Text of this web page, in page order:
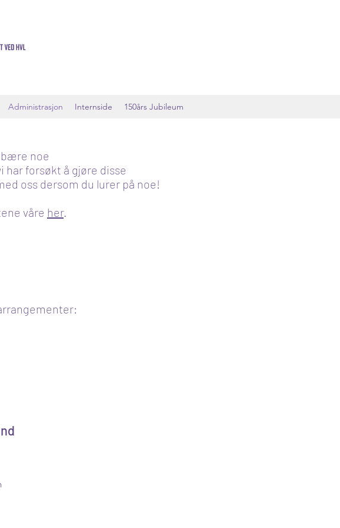
Administrasjon Internside 150års Jubileum
noe
har forsøkt å gjøre disse
oss dersom du lurer på noe!
våre her.